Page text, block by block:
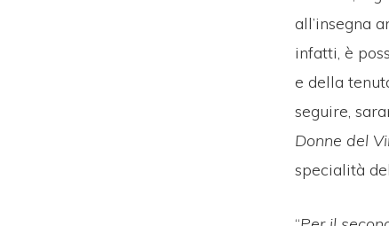
all’insegna
infatti, è
e della
seguire,
Donne del
specialità